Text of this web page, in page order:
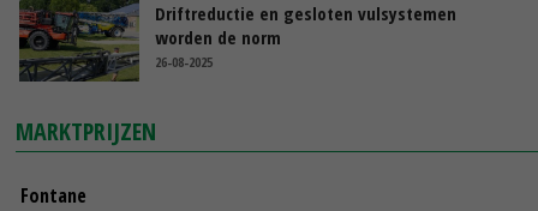
Driftreductie en gesloten vulsystemen
worden de norm
26-08-2025
MARKTPRIJZEN
Fontane